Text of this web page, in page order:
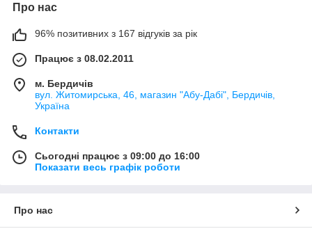
Про нас
96% позитивних з 167 відгуків за рік
Працює з 08.02.2011
м. Бердичів
вул. Житомирська, 46, магазин "Абу-Дабі", Бердичів,
Україна
Контакти
Сьогодні працює з 09:00 до 16:00
Показати весь графік роботи
Про нас